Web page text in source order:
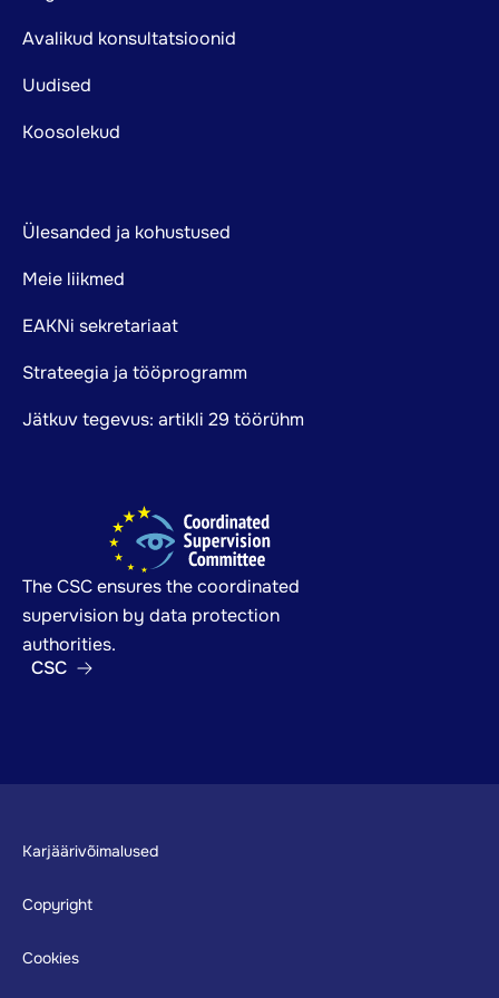
Avalikud konsultatsioonid
Uudised
Koosolekud
Ülesanded ja kohustused
Meie liikmed
EAKNi sekretariaat
Strateegia ja tööprogramm
Jätkuv tegevus: artikli 29 töörühm
Footer
Karjäärivõimalused
Copyright
Cookies
The CSC ensures the coordinated
supervision by data protection
authorities.
CSC